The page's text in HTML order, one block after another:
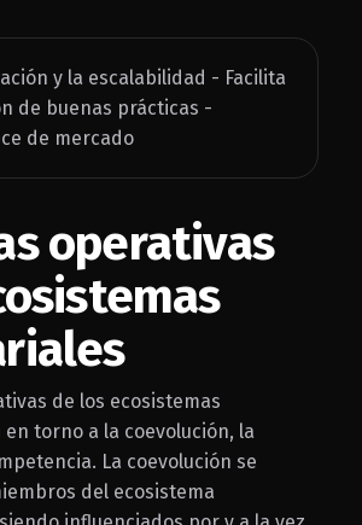
y la escalabilidad - Facilita
de buenas prácticas -
de mercado
operativas
de los ecosistemas
torno a la coevolución, la
La coevolución se
del ecosistema